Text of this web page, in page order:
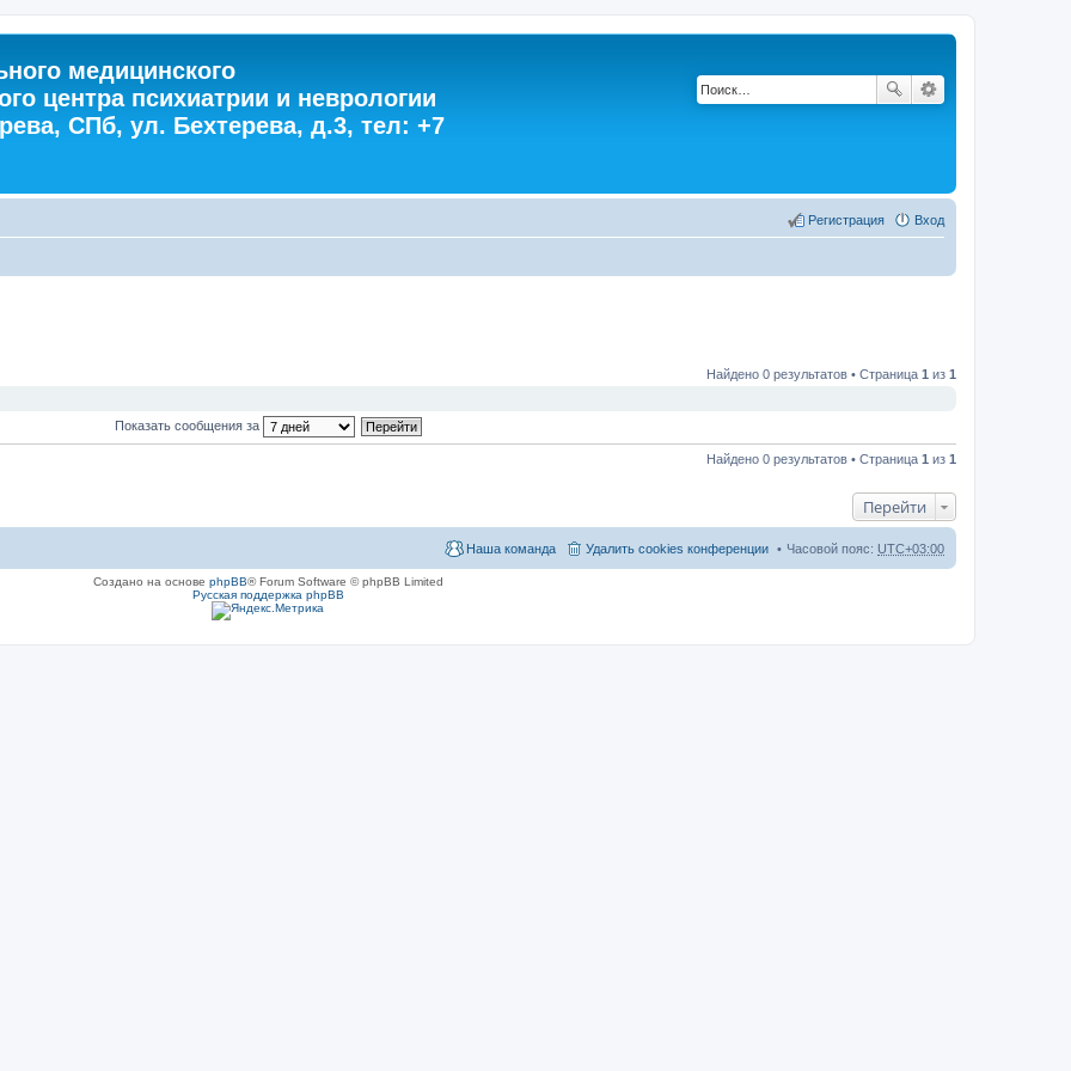
медицинского
центра психиатрии и неврологии
СПб, ул. Бехтерева, д.3, тел: +7
Вход
Регистрация
Найдено 0 результатов • Страница 1 из 1
Показать сообщения за
Найдено 0 результатов • Страница 1 из 1
Перейти
Часовой пояс: UTC+03:00
Удалить cookies конференции
Наша команда
Создано на основе phpBB® Forum Software © phpBB Limited
Русская поддержка phpBB